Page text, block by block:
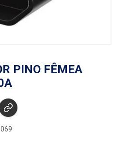
PINO FÊMEA